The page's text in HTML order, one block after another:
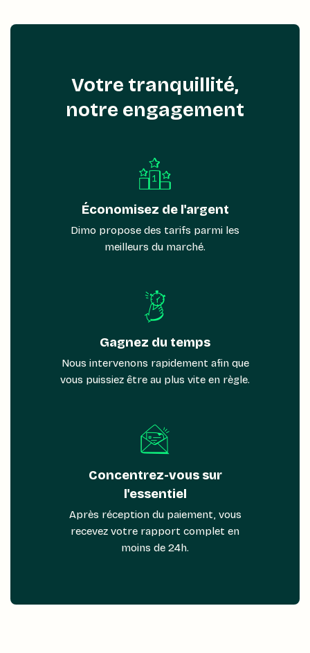
Votre tranquillité,
notre engagement
Économisez de l'argent
Dimo propose des tarifs parmi les
meilleurs du marché.
Gagnez du temps
Nous intervenons rapidement afin que
vous puissiez être au plus vite en règle.
Concentrez-vous sur
l'essentiel
Après réception du paiement, vous
recevez votre rapport complet en
moins de 24h.